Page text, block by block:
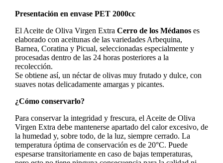
Presentación en envase PET 2000cc
El Aceite de Oliva Virgen Extra Cerro de los Médanoses
elaborado con aceitunas de las variedades Arbequina,
Barnea, Coratina y Picual, seleccionadas especialmente y
procesadas dentro de las 24 horas posteriores a la
recolección.
Se obtiene así, un néctar de olivas muy frutado y dulce, con
suaves notas delicadamente amargas y picantes.
¿Cómo conservarlo?
Para conservar la integridad y frescura, el Aceite de Oliva
Virgen Extra debe mantenerse apartado del calor excesivo, de
la humedad y, sobre todo, de la luz, siempre cerrado. La
temperatura óptima de conservación es de 20°C. Puede
espesarse transitoriamente en caso de bajas temperaturas,